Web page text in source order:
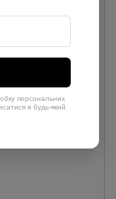
персональних
в будь-який